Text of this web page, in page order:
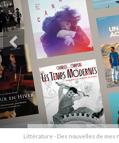
Littérature - Des nouvelles de mes